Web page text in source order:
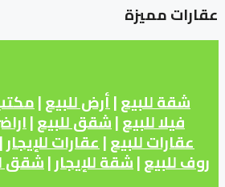
عقارات مميزة
شقة للبيع|أرض للبيع|
فيلا للبيع|شقق للبيع|
عقارات للبيع|عقارات للإيجار|
روف للبيع|شقة للإيجار|شقق